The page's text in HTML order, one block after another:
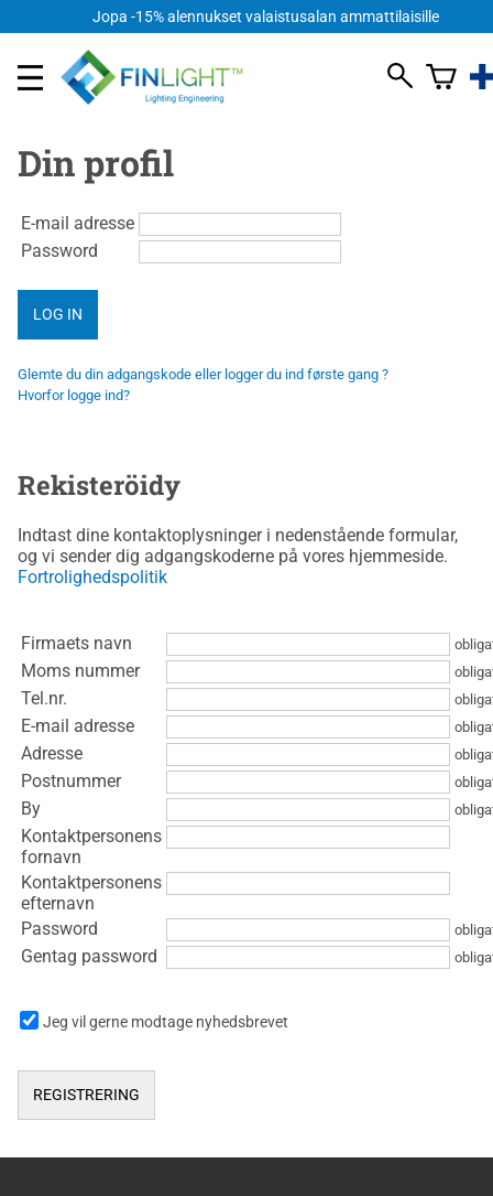
Jopa -15% alennukset valaistusalan ammattilaisille
Din profil
E-mail adresse
Password
Glemte du din adgangskode eller logger du ind første gang ?
Hvorfor logge ind?
Rekisteröidy
Indtast dine kontaktoplysninger i nedenstående formular,
og vi sender dig adgangskoderne på vores hjemmeside.
Fortrolighedspolitik
Firmaets navn
Moms nummer
Tel.nr.
E-mail adresse
Adresse
Postnummer
By
Kontaktpersonens
fornavn
Kontaktpersonens
efternavn
Password
Gentag password
Jeg vil gerne modtage nyhedsbrevet